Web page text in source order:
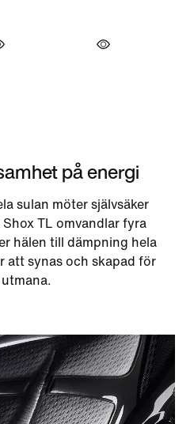
på energi
sulan möter självsäker
TL omvandlar fyra
hälen till dämpning hela
att synas och skapad för